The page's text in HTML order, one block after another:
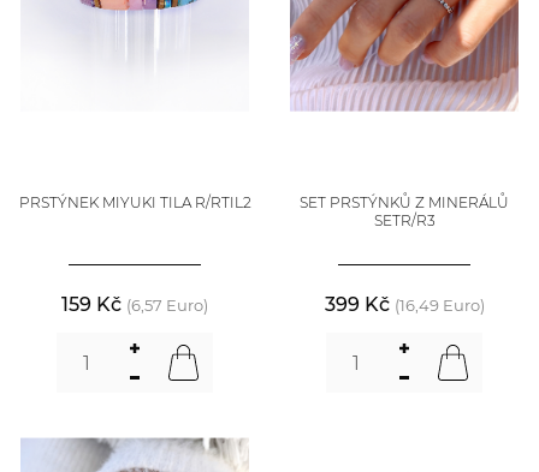
PRSTÝNEK MIYUKI TILA R/RTIL2
159 Kč (6,57 Euro)
SET PRSTÝNKŮ Z MINERÁLŮ
SETR/R3
399 Kč (16,49 Euro)